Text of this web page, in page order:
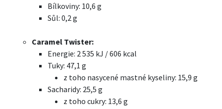
Bílkoviny: 10,6 g
Sůl: 0,2 g
Caramel Twister:
Energie: 2 535 kJ / 606 kcal
Tuky: 47,1 g
z toho nasycené mastné kyseliny: 15,9 g
Sacharidy: 25,5 g
z toho cukry: 13,6 g